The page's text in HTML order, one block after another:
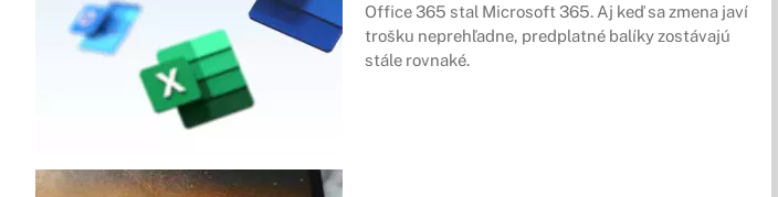
Office 365 stal Microsoft 365. Aj keď sa zmena javí
trošku neprehľadne, predplatné balíky zostávajú
stále rovnaké.